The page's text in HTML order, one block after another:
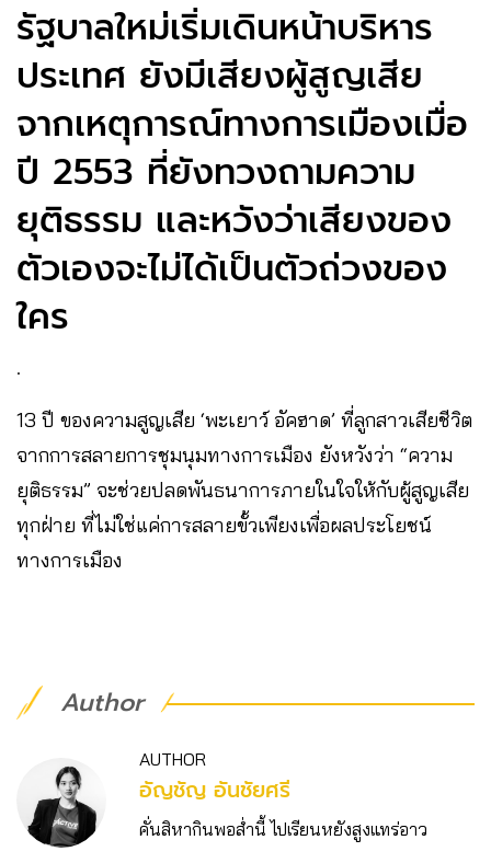
รัฐบาลใหม่เริ่มเดินหน้าบริหาร
ประเทศ ยังมีเสียงผู้สูญเสีย
จากเหตุการณ์ทางการเมืองเมื่อ
ปี 2553 ที่ยังทวงถามความ
ยุติธรรม และหวังว่าเสียงของ
ตัวเองจะไม่ได้เป็นตัวถ่วงของ
ใคร
.
13 ปี ของความสูญเสีย ‘พะเยาว์ อัคฮาด’ ที่ลูกสาวเสียชีวิต
จากการสลายการชุมนุมทางการเมือง ยังหวังว่า “ความ
ยุติธรรม” จะช่วยปลดพันธนาการภายในใจให้กับผู้สูญเสีย
ทุกฝ่าย ที่ไม่ใช่แค่การสลายขั้วเพียงเพื่อผลประโยชน์
ทางการเมือง
Author
AUTHOR
อัญชัญ อันชัยศรี
คั่นสิหากินพอส่ำนี้ ไปเรียนหยังสูงแทร่อาว